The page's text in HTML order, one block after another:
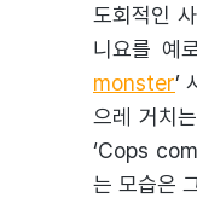
도회적인
니요를 예
monster’
으레 거치
‘Cops
는 모습은